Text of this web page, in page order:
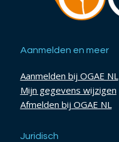
Aanmelden en meer
Aanmelden bij OGAE NL
Mijn gegevens wijzigen
Afmelden bij OGAE NL
Juridisch